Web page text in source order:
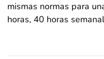
mismas normas para
horas, 40 horas